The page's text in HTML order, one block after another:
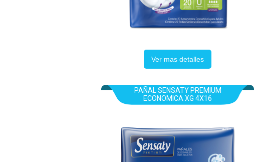
Ver mas detalles
PAÑAL SENSATY PREMIUM
ECONOMICA XG 4X16